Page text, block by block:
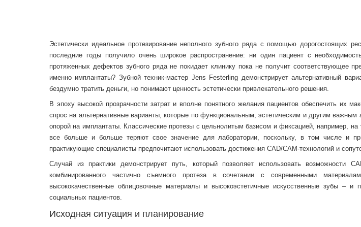
Эстетически идеальное протезирование неполного зубного ряда с помощью дорогостоящих
последние годы получило очень широкое распространение: ни один пациент с
протяженных дефектов зубного ряда не покидает клинику пока не получит соответствующее
именно имплантаты? Зубной техник-мастер Jens Festerling демонстрирует альтернативный
бездумно тратить деньги, но понимают ценность эстетически привлекательного решения.
В эпоху высокой прозрачности затрат и вполне понятного желания пациентов обеспечить их
спрос на альтернативные варианты, которые по функциональным, эстетическим и другим важным
опорой на имплантаты. Классические протезы с цельнолитым базисом и фиксацией, например, на
все больше и больше теряют свое значение для лаборатории, поскольку, в том числе и при
практикующие специалисты предпочитают использовать достижения CAD/CAM-технологий и
Случай из практики демонстрирует путь, который позволяет использовать возможности
комбинированного частично съемного протеза в сочетании с современными
высококачественные облицовочные материалы и высокоэстетичные искусственные зубы – и
социальных пациентов.
Исходная ситуация и планирование